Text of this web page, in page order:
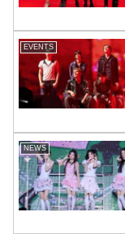
EVENTS
NEWS